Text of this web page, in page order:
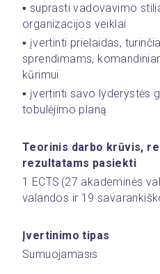
▪️ suprasti vadovavimo
organizacijos veiklai
▪️ įvertinti prielaidas,
sprendimams,
kūrimui
▪️ įvertinti savo lyderystės
tobulėjimo planą
Teorinis darbo krūvis,
rezultatams pasiekti
1 ECTS (27 akademinės
valandos ir 19
Įvertinimo tipas
Sumuojamasis